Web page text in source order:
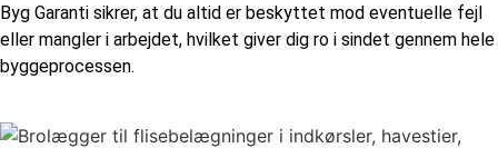
Byg Garanti sikrer, at du altid er beskyttet mod eventuelle fejl
eller mangler i arbejdet, hvilket giver dig ro i sindet gennem hele
byggeprocessen.